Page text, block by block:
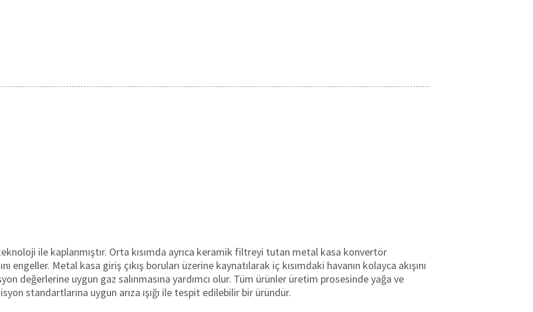
ile kaplanmıştır. Orta kısımda ayrıca keramik filtreyi tutan metal kasa konvertör
engeller. Metal kasa giriş çıkış boruları üzerine kaynatılarak iç kısımdaki havanın kolayca akışını
değerlerine uygun gaz salınmasına yardımcı olur. Tüm ürünler üretim prosesinde yağa ve
standartlarına uygun arıza ışığı ile tespit edilebilir bir üründür.